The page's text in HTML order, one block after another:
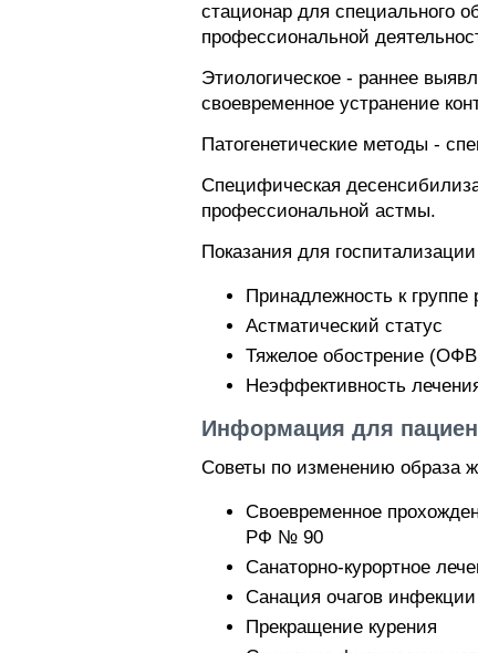
стационар для специального
профессиональной
Этиологическое - раннее
своевременное устранение
Патогенетические методы -
Специфическая
профессиональной астмы.
Показания для госпитализации
Принадлежность к группе
Астматический статус
Тяжелое обострение
Неэффективность
Информация для
Советы по изменению образа
Своевременное
РФ № 90
Санаторно-курортное
Санация очагов
Прекращение курения